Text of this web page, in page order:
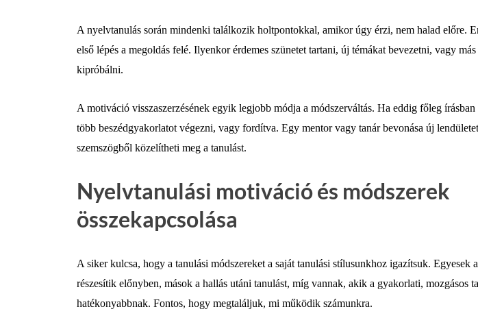
A nyelvtanulás során mindenki találkozik holtpontokkal, amikor úgy érzi, nem halad előre.
első lépés a megoldás felé. Ilyenkor érdemes szünetet tartani, új témákat bevezetni, vagy
kipróbálni.
A motiváció visszaszerzésének egyik legjobb módja a módszerváltás. Ha eddig főleg
több beszédgyakorlatot végezni, vagy fordítva. Egy mentor vagy tanár bevonása új
szemszögből közelítheti meg a tanulást.
Nyelvtanulási motiváció és módszerek
összekapcsolása
A siker kulcsa, hogy a tanulási módszereket a saját tanulási stílusunkhoz igazítsuk. Egyesek
részesítik előnyben, mások a hallás utáni tanulást, míg vannak, akik a gyakorlati, mozgásos
hatékonyabbnak. Fontos, hogy megtaláljuk, mi működik számunkra.